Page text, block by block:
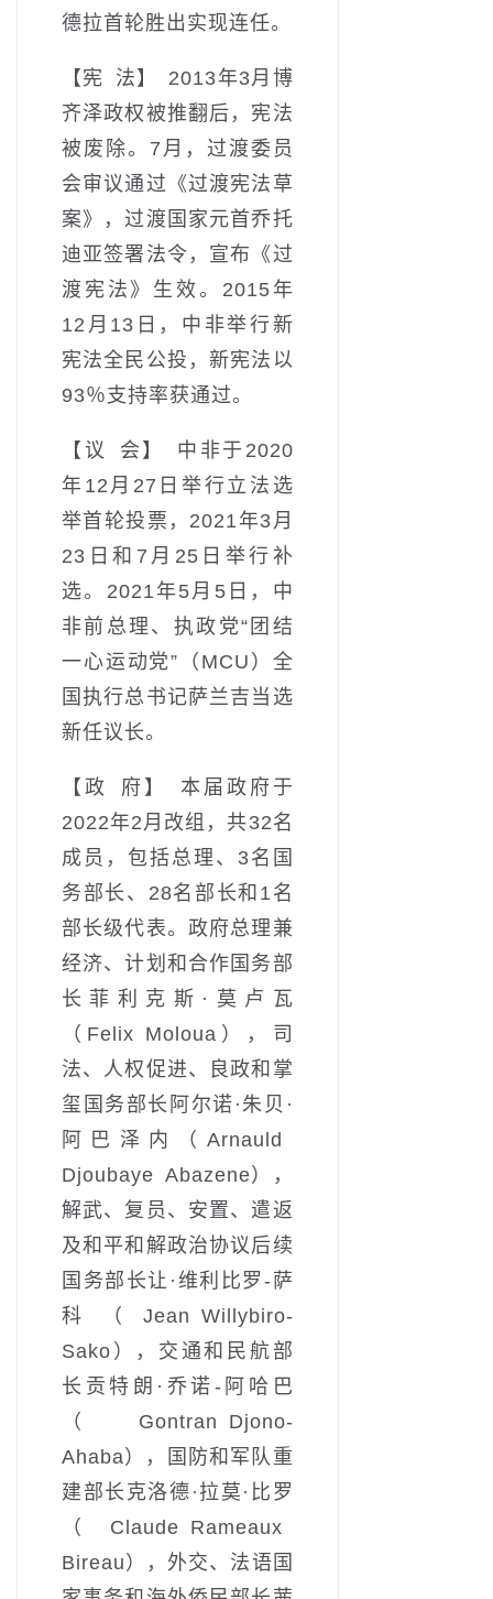
德拉首轮胜出实现连任。
【宪 法】 2013年3月博
齐泽政权被推翻后，宪法
被废除。7月，过渡委员
会审议通过《过渡宪法草
案》，过渡国家元首乔托
迪亚签署法令，宣布《过
渡宪法》生效。2015年
12月13日，中非举行新
宪法全民公投，新宪法以
93％支持率获通过。
【议 会】 中非于2020
年12月27日举行立法选
举首轮投票，2021年3月
23日和7月25日举行补
选。2021年5月5日，中
非前总理、执政党“团结
一心运动党”（MCU）全
国执行总书记萨兰吉当选
新任议长。
【政 府】 本届政府于
2022年2月改组，共32名
成员，包括总理、3名国
务部长、28名部长和1名
部长级代表。政府总理兼
经济、计划和合作国务部
长菲利克斯·莫卢瓦
（Felix Moloua），司
法、人权促进、良政和掌
玺国务部长阿尔诺·朱贝·
阿巴泽内（Arnauld
Djoubaye Abazene），
解武、复员、安置、遣返
及和平和解政治协议后续
国务部长让·维利比罗-萨
科（Jean Willybiro-
Sako），交通和民航部
长贡特朗·乔诺-阿哈巴
（Gontran Djono-
Ahaba），国防和军队重
建部长克洛德·拉莫·比罗
（Claude Rameaux
Bireau），外交、法语国